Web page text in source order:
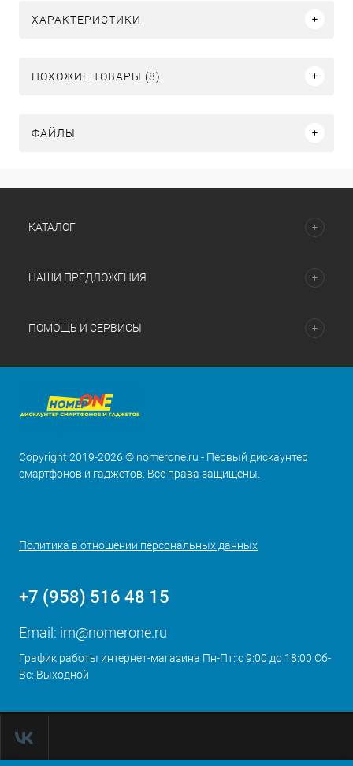
ХАРАКТЕРИСТИКИ
ПОХОЖИЕ ТОВАРЫ (8)
ФАЙЛЫ
КАТАЛОГ
НАШИ ПРЕДЛОЖЕНИЯ
ПОМОЩЬ И СЕРВИСЫ
Copyright 2019-2026 © nomerone.ru - Первый дискаунтер
смартфонов и гаджетов. Все права защищены.
Политика в отношении персональных данных
+7 (958) 516 48 15
Email: im@nomerone.ru
График работы интернет-магазина Пн-Пт: с 9:00 до 18:00 Сб-
Вс: Выходной